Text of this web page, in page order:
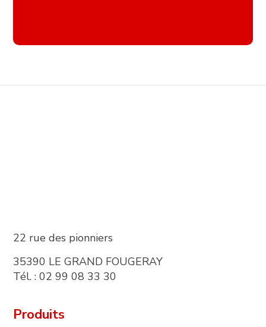
22 rue des pionniers
35390 LE GRAND FOUGERAY
Tél. : 02 99 08 33 30
Produits